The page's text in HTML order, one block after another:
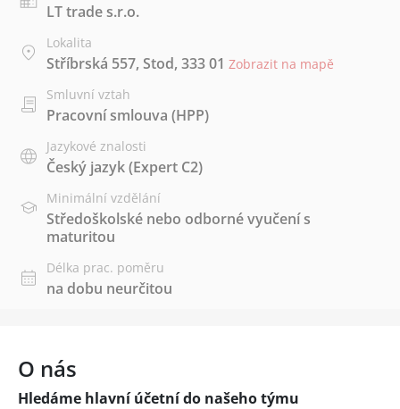
LT trade s.r.o.
Lokalita
Stříbrská 557, Stod, 333 01 Zobrazit na mapě
Smluvní vztah
Pracovní smlouva (HPP)
Jazykové znalosti
Český jazyk(Expert C2)
Minimální vzdělání
Středoškolské nebo odborné vyučení s
maturitou
Délka prac. poměru
na dobu neurčitou
O nás
Hledáme hlavní účetní do našeho týmu